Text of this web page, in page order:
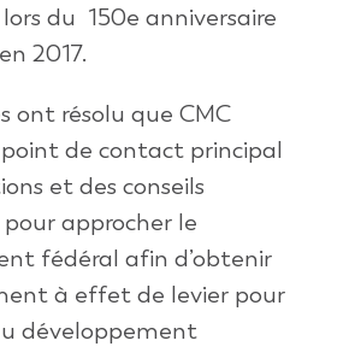
du 150e anniversaire
2017.
ont résolu que CMC
de contact principal
et des conseils
approcher le
fédéral afin d’obtenir
à effet de levier pour
développement